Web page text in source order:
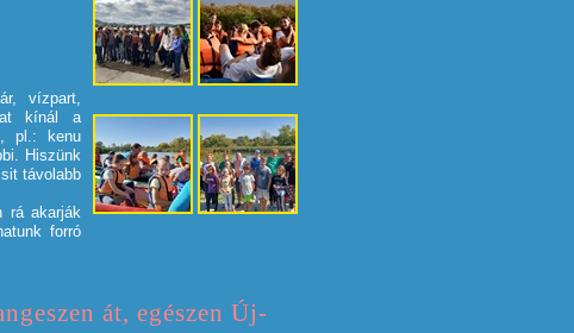
vízpart,
kínál a
pl.: kenu
Hiszünk
távolabb
rá akarják
forró
át, egészen Új-